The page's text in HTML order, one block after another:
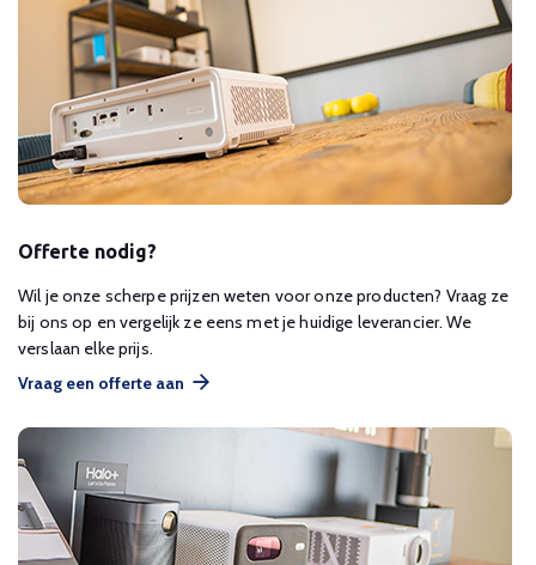
Offerte nodig?
Wil je onze scherpe prijzen weten voor onze producten? Vraag ze
bij ons op en vergelijk ze eens met je huidige leverancier. We
verslaan elke prijs.
Vraag een offerte aan